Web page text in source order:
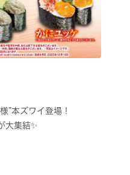
”本ズワイ登場！
大集結✨